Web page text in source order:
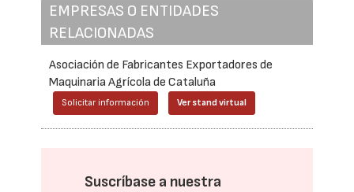
EMPRESAS O ENTIDADES
RELACIONADAS
Asociación de Fabricantes Exportadores de
Maquinaria Agrícola de Cataluña
Solicitar información Ver stand virtual
Suscríbase a nuestra